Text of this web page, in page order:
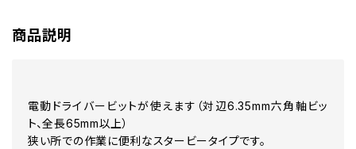
商品説明
電動ドライバービットが使えます（対辺6.35mm六角軸ビッ
ト、全長65mm以上）
狭い所での作業に便利なスタービータイプです。